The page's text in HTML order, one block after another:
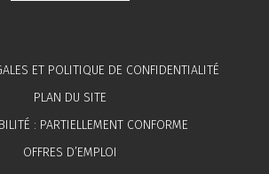
ET POLITIQUE DE CONFIDENTIALITÉ
PLAN DU SITE
: PARTIELLEMENT CONFORME
OFFRES D’EMPLOI